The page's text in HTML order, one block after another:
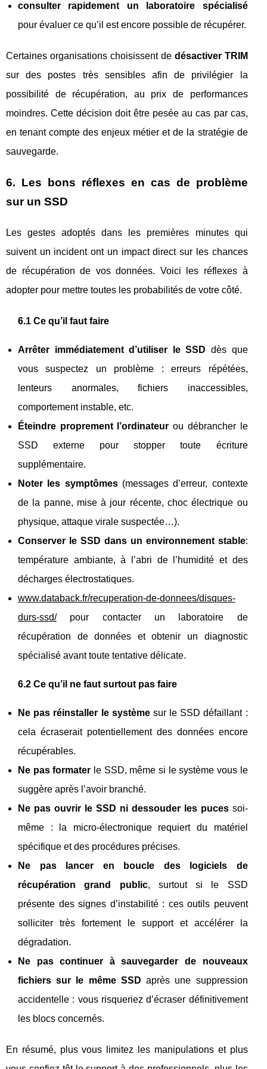
consulter rapidement un laboratoire spécialisé
pour évaluer ce qu’il est encore possible de récupérer.
Certaines organisations choisissent de désactiver TRIM
sur des postes très sensibles afin de privilégier la
possibilité de récupération, au prix de performances
moindres. Cette décision doit être pesée au cas par cas,
en tenant compte des enjeux métier et de la stratégie de
sauvegarde.
6. Les bons réflexes en cas de problème
sur un SSD
Les gestes adoptés dans les premières minutes qui
suivent un incident ont un impact direct sur les chances
de récupération de vos données. Voici les réflexes à
adopter pour mettre toutes les probabilités de votre côté.
6.1 Ce qu’il faut faire
Arrêter immédiatement d’utiliser le SSD dès que
vous suspectez un problème : erreurs répétées,
lenteurs anormales, fichiers inaccessibles,
comportement instable, etc.
Éteindre proprement l’ordinateur ou débrancher le
SSD externe pour stopper toute écriture
supplémentaire.
Noter les symptômes(messages d’erreur, contexte
de la panne, mise à jour récente, choc électrique ou
physique, attaque virale suspectée…).
Conserver le SSD dans un environnement stable:
température ambiante, à l’abri de l’humidité et des
décharges électrostatiques.
www.databack.fr/recuperation-de-donnees/disques-
durs-ssd/pour contacter un laboratoire de
récupération de données et obtenir un diagnostic
spécialisé avant toute tentative délicate.
6.2 Ce qu’il ne faut surtout pas faire
Ne pas réinstaller le systèmesur le SSD défaillant :
cela écraserait potentiellement des données encore
récupérables.
Ne pas formater le SSD, même si le système vous le
suggère après l’avoir branché.
Ne pas ouvrir le SSD ni dessouder les pucessoi-
même : la micro‑électronique requiert du matériel
spécifique et des procédures précises.
Ne pas lancer en boucle des logiciels de
récupération grand public, surtout si le SSD
présente des signes d’instabilité : ces outils peuvent
solliciter très fortement le support et accélérer la
dégradation.
Ne pas continuer à sauvegarder de nouveaux
fichiers sur le même SSD après une suppression
accidentelle : vous risqueriez d’écraser définitivement
les blocs concernés.
En résumé, plus vous limitez les manipulations et plus